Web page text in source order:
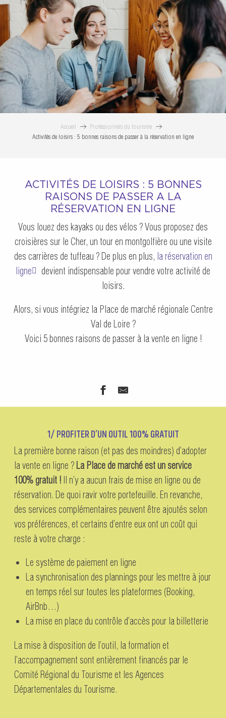
Accueil
Professionnels du tourisme
Activités de loisirs : 5 bonnes raisons de passer à la réservation en ligne
ACTIVITÉS DE LOISIRS : 5
ACTIVITÉS DE LOISIRS : 5 BONNES
RAISONS DE PASSER A LA
RÉSERVATION EN LIGNE
Vous louez des kayaks ou des vélos ? Vous proposez des
croisières sur le Cher, un tour en montgolfière ou une visite
des carrières de tuffeau ? De plus en plus, la réservation en
ligne
devient indispensable pour vendre votre activité de
loisirs.
Alors, si vous intégriez la Place de marché régionale Centre
Val de Loire ?
Voici 5 bonnes raisons de passer à la vente en ligne !
1/ PROFITER D’UN OUTIL 100% GRATUIT
La première bonne raison (et pas des moindres) d’adopter
la vente en ligne ? La Place de marché est un service
100% gratuit !Il n’y a aucun frais de mise en ligne ou de
réservation. De quoi ravir votre portefeuille. En revanche,
des services complémentaires peuvent être ajoutés selon
vos préférences, et certains d’entre eux ont un coût qui
reste à votre charge :
Le système de paiement en ligne
La synchronisation des plannings pour les mettre à jour
en temps réel sur toutes les plateformes (Booking,
AirBnb…)
La mise en place du contrôle d’accès pour la billetterie
La mise à disposition de l’outil, la formation et
l’accompagnement sont entièrement financés par le
Comité Régional du Tourisme et les Agences
Départementales du Tourisme.